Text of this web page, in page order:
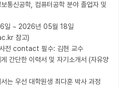
통신공학, 컴퓨터공학 분야 졸업자 및
일 ~ 2026년 05월 18일
참고)
전 contact 필수: 김현 교수
단한 이력서 및 자기소개서 (자유양
는 우선 대학원생 최다훈 박사 과정